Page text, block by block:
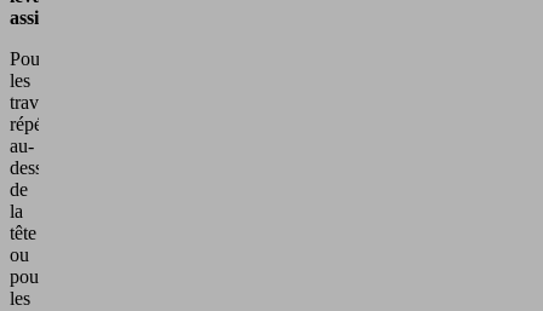
assisté
Pour
les
travaux
répétitifs
au-
dessus
de
la
tête
ou
pour
les